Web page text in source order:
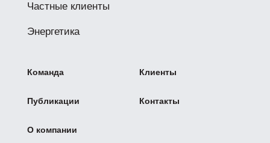
Частные клиенты
Энергетика
Команда Клиенты
Публикации Контакты
О компании